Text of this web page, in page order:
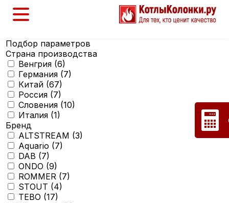
Подбор параметров
Страна производства
Венгрия (6)
Германия (7)
Китай (67)
Россия (7)
Словения (10)
Италия (1)
Бренд
ALTSTREAM (3)
Aquario (7)
DAB (7)
ONDO (9)
ROMMER (7)
STOUT (4)
TEBO (17)